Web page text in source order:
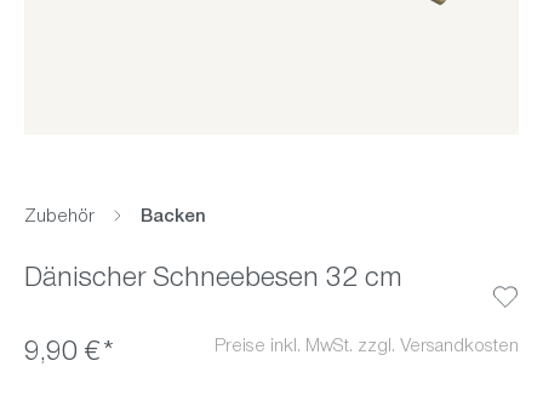
Zubehör Backen
Dänischer Schneebesen 32 cm
9,90 €* Preise inkl. MwSt. zzgl. Versandkosten